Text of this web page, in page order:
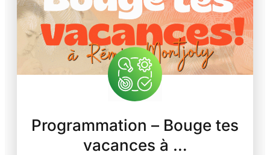
Programmation – Bouge tes
vacances à …